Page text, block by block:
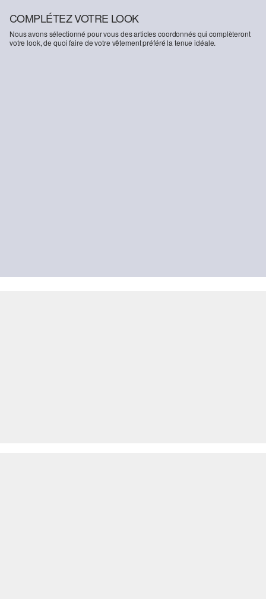
COMPLÉTEZ VOTRE LOOK
Nous avons sélectionné pour vous des articles coordonnés qui complèteront
votre look, de quoi faire de votre vêtement préféré la tenue idéale.